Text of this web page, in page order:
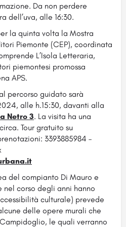
Da non perdere
dell’uva, alle 16:30.
la quinta volta la Mostra
Piemonte (CEP), coordinata
L’Isola Letteraria,
piemontesi promossa
APS.
percorso guidato sarà
alle h.15:30, davanti alla
Netro 3. La visita ha una
Tour gratuito su
3393885984 –
del compianto Di Mauro e
corso degli anni hanno
culturale) prevede
delle opere murali che
le quali verranno